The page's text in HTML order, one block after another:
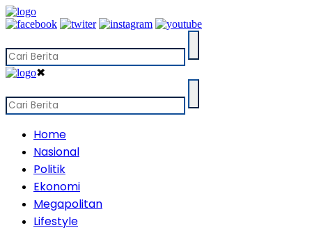
✖
Home
Nasional
Politik
Ekonomi
Megapolitan
Lifestyle